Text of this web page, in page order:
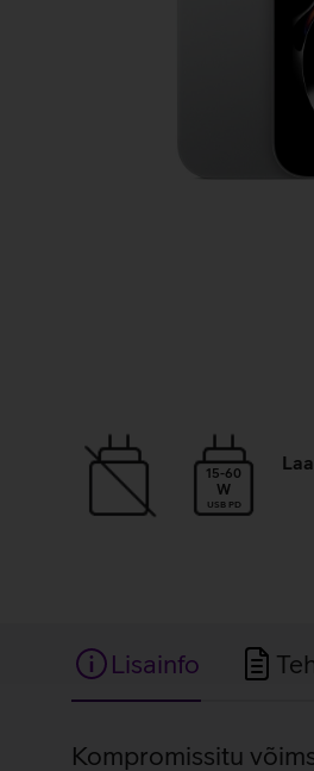
15-60
W
USB PD
Lisainfo
Kompromissitu